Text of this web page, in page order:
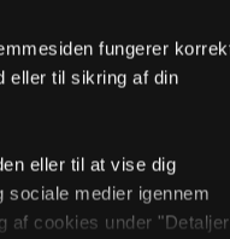
fungerer
eller til sikring af din
eller til at vise dig
sociale medier igennem
af cookies under